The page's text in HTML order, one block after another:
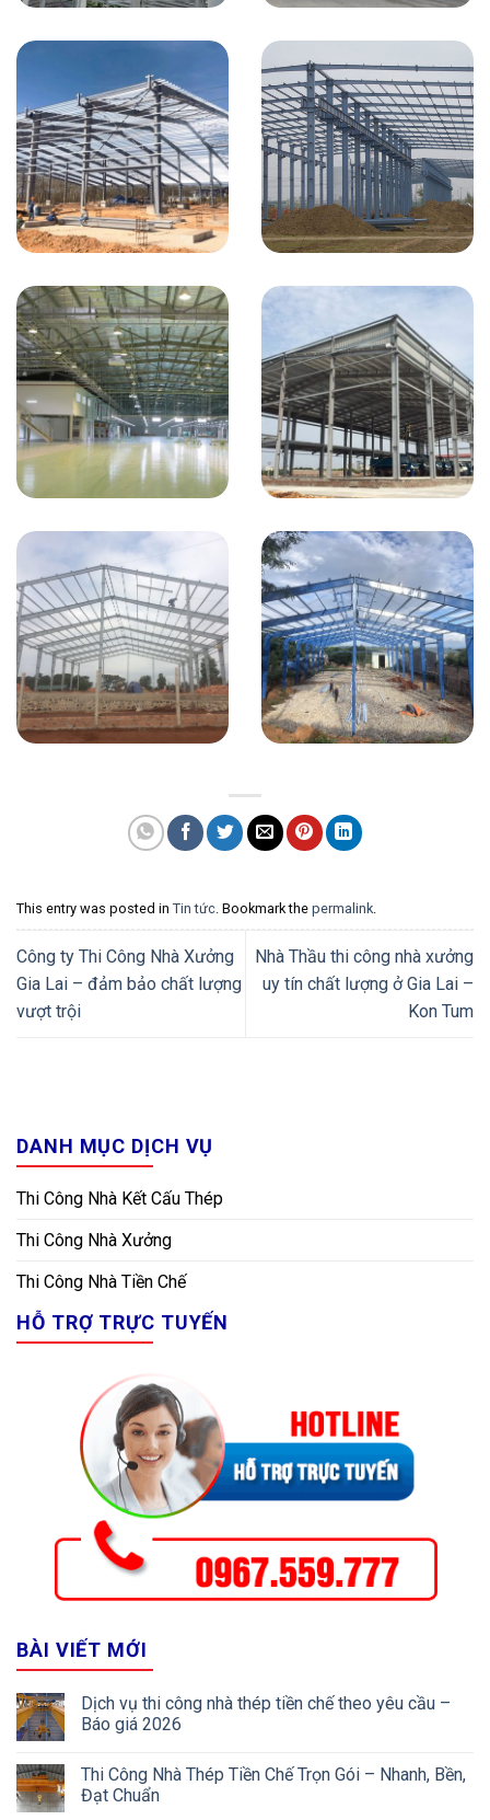
This entry was posted in Tin tức. Bookmark the permalink.
Công ty Thi Công Nhà Xưởng
Gia Lai – đảm bảo chất lượng
vượt trội
Nhà Thầu thi công nhà xưởng
uy tín chất lượng ở Gia Lai –
Kon Tum
DANH MỤC DỊCH VỤ
Thi Công Nhà Kết Cấu Thép
Thi Công Nhà Xưởng
Thi Công Nhà Tiền Chế
HỖ TRỢ TRỰC TUYẾN
BÀI VIẾT MỚI
Dịch vụ thi công nhà thép tiền chế theo yêu cầu –
Báo giá 2026
Thi Công Nhà Thép Tiền Chế Trọn Gói – Nhanh, Bền,
Đạt Chuẩn